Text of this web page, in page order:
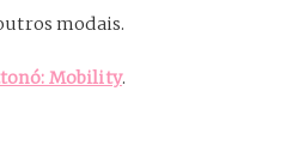
modais.
Mobility.